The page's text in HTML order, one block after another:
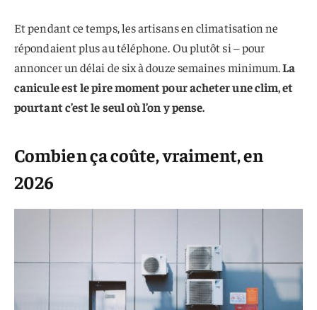
Et pendant ce temps, les artisans en climatisation ne
répondaient plus au téléphone. Ou plutôt si – pour
annoncer un délai de six à douze semaines minimum.La
canicule est le pire moment pour acheter une clim, et
pourtant c’est le seul où l’on y pense.
Combien ça coûte, vraiment, en
2026